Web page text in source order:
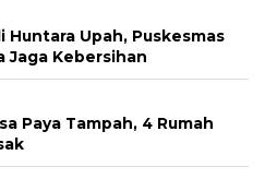
Huntara Upah, Puskesmas
Jaga Kebersihan
Paya Tampah, 4 Rumah